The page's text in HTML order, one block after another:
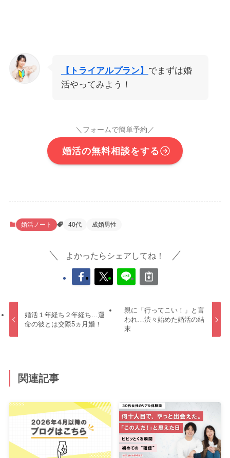
【トライアルプラン】 でまずは婚
活やってみよう！
＼フォームで簡単予約／
婚活の無料相談をする
婚活ノート 40代 成婚男性
よかったらシェアしてね！
婚活１年経ち２年経ち…運
命の彼とは交際5ヵ月婚！
親に「行ってこい！」と言
われ…渋々始めた婚活の結
末
関連記事